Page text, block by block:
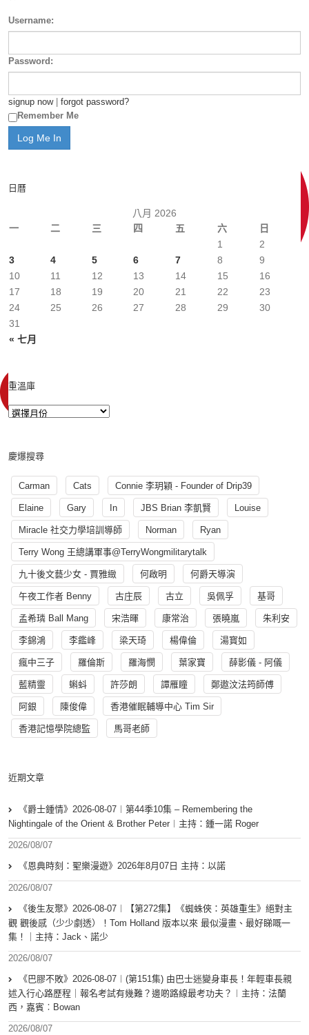
Username:
Password:
signup now| forgot password?
Remember Me
日曆
八月 2026
一
二 三 四 五 六 日
« 七月
1
2
3
4 5 6 7 8
9
10
11 12 13 14 15
16
17
18 19 20 21 22
23
24
25 26 27 28 29
30
31
重溫庫
慶爆搜尋
Carman Cats Connie 李玥穎 - Founder of Drip39
Elaine Gary In JBS Brian 李凱賢 Louise
Miracle 社交力學培訓導師 Norman Ryan
Terry Wong 王總講軍事@TerryWongmilitarytalk
九十後文藝少女 - 賈雅緻 何啟明 何爵天導演
午夜工作者 Benny 古庄辰 古立 吳佩孚 基哥
孟希璘 Ball Mang 宋浩暉 康常治 張曉嵐 朱利安
李錦鴻 李鑑峰 梁天琦 楊偉倫 湯寳如
瘋中三子 羅倫斯 羅海憫 葉家寶 薛影儀 - 阿儀
藍精靈 蝌蚪 許莎朗 譚雁瞳 鄭遨汶法筠師傅
阿銀 陳俊偉 香港催眠輔導中心 Tim Sir
香港記憶學院總監 馬哥老師
近期文章
《爵士鍾情》2026-08-07︱第44季10集 – Remembering the
Nightingale of the Orient & Brother Peter︱主持：鍾一諾 Roger
2026/08/07
《恩典時刻：聖樂漫遊》2026年8月07日 主持：以諾
2026/08/07
《後生友聚》2026-08-07︱【第272集】《蜘蛛俠：英雄重生》絕對主
觀 觀後感（少少劇透）！Tom Holland 版本以來 最似漫畫、最好睇嘅一
集！｜主持：Jack、諾少
2026/08/07
《巴膠不敗》2026-08-07︱(第151集) 由巴士迷變身車長！年輕車長親
述入行心路歷程｜報名考試有幾難？邊啲路線最考功夫？︱主持：法蘭
西，嘉賓︰Bowan
2026/08/07